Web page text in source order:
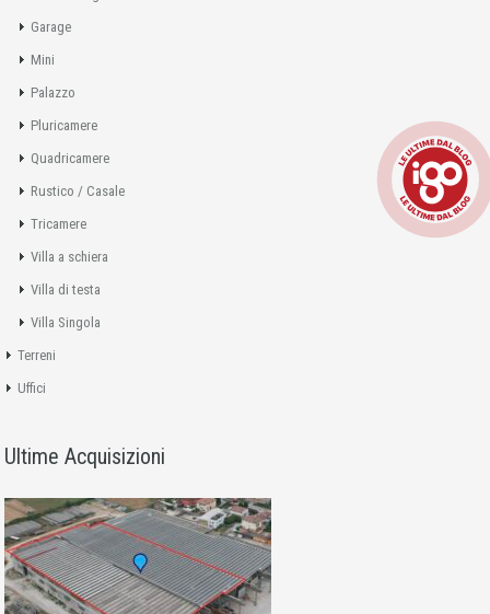
Garage
Mini
Palazzo
Pluricamere
Quadricamere
Rustico / Casale
Tricamere
Villa a schiera
Villa di testa
Villa Singola
Terreni
Uffici
Ultime Acquisizioni